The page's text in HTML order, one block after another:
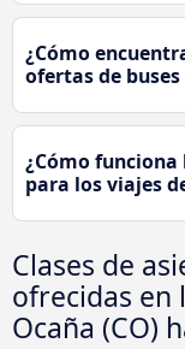
¿Cómo
ofertas de buses
¿Cómo
para los viajes
Clases de
ofrecidas en
Ocaña (CO)